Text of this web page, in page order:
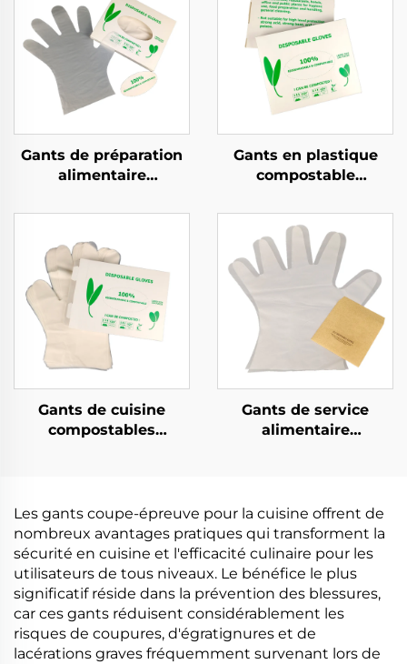
Gants de préparation
alimentaire
biodégradables et
PBAT amidon de maïs
Gants en plastique
compostable
compostable en PLA
PBAT amidon de maïs
Gants de cuisine
compostables
Gants de service
alimentaire
PBAT amidon de maïs
Les gants coupe-épreuve pour la cuisine offrent de
nombreux avantages pratiques qui transforment la
sécurité en cuisine et l'efficacité culinaire pour les
utilisateurs de tous niveaux. Le bénéfice le plus
significatif réside dans la prévention des blessures,
car ces gants réduisent considérablement les
risques de coupures, d'égratignures et de
lacérations graves fréquemment survenant lors de